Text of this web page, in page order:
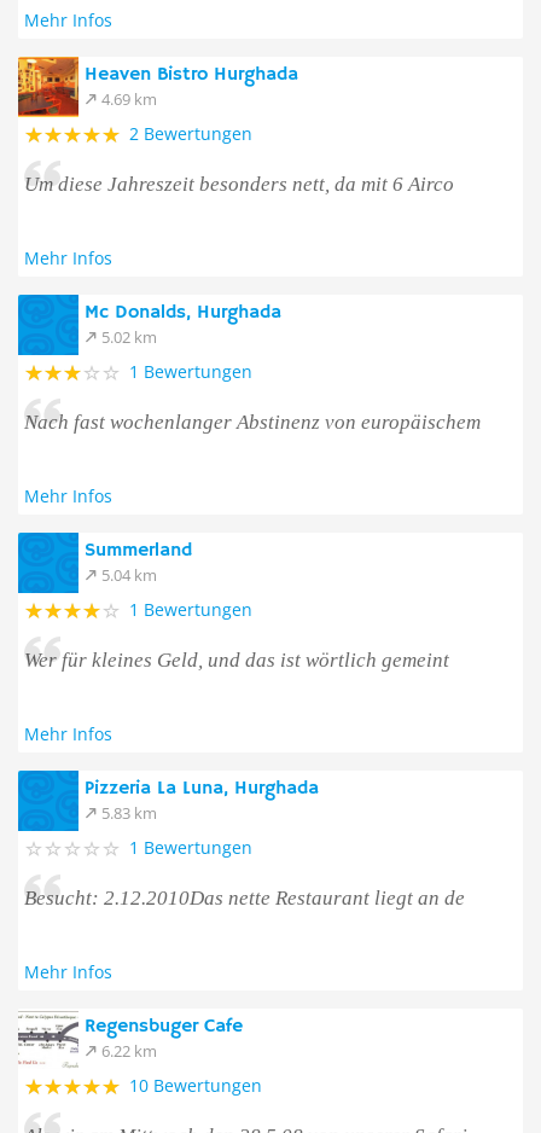
Mehr Infos
Heaven Bistro Hurghada
4.69 km
2 Bewertungen
Um diese Jahreszeit besonders nett, da mit 6 Airco
Mehr Infos
Mc Donalds, Hurghada
5.02 km
1 Bewertungen
Nach fast wochenlanger Abstinenz von europäischem
Mehr Infos
Summerland
5.04 km
1 Bewertungen
Wer für kleines Geld, und das ist wörtlich gemeint
Mehr Infos
Pizzeria La Luna, Hurghada
5.83 km
1 Bewertungen
Besucht: 2.12.2010Das nette Restaurant liegt an de
Mehr Infos
Regensbuger Cafe
6.22 km
10 Bewertungen